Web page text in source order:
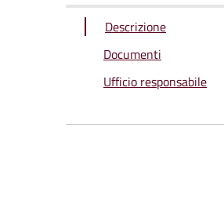
Descrizione
Documenti
Ufficio responsabile